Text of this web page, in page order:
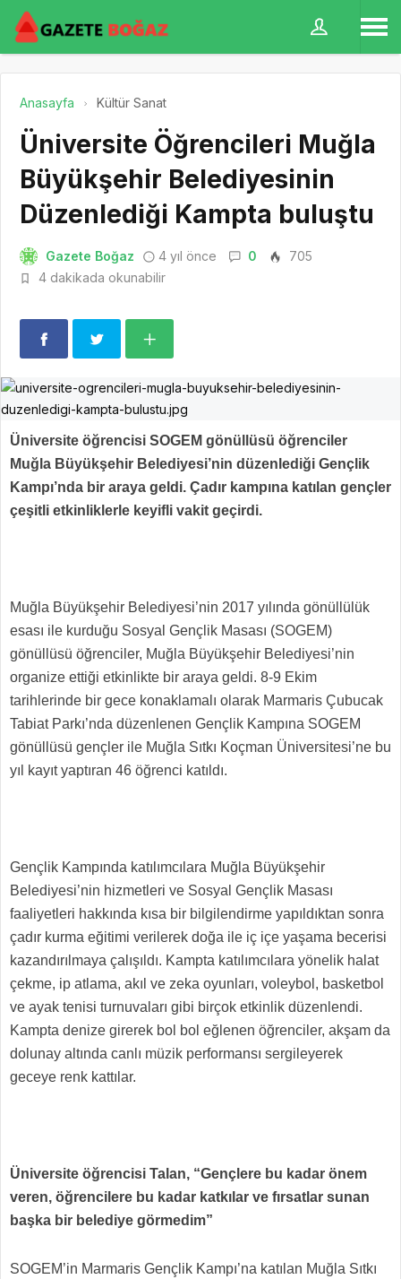
Anasayfa Kültür Sanat
Üniversite Öğrencileri Muğla
Büyükşehir Belediyesinin
Düzenlediği Kampta buluştu
Gazete Boğaz 4 yıl önce 0
705
4 dakikada okunabilir
Üniversite öğrencisi SOGEM gönüllüsü öğrenciler
Muğla Büyükşehir Belediyesi’nin düzenlediği Gençlik
Kampı’nda bir araya geldi. Çadır kampına katılan gençler
çeşitli etkinliklerle keyifli vakit geçirdi.
Muğla Büyükşehir Belediyesi’nin 2017 yılında gönüllülük
esası ile kurduğu Sosyal Gençlik Masası (SOGEM)
gönüllüsü öğrenciler, Muğla Büyükşehir Belediyesi’nin
organize ettiği etkinlikte bir araya geldi. 8-9 Ekim
tarihlerinde bir gece konaklamalı olarak Marmaris Çubucak
Tabiat Parkı’nda düzenlenen Gençlik Kampına SOGEM
gönüllüsü gençler ile Muğla Sıtkı Koçman Üniversitesi’ne bu
yıl kayıt yaptıran 46 öğrenci katıldı.
Gençlik Kampında katılımcılara Muğla Büyükşehir
Belediyesi’nin hizmetleri ve Sosyal Gençlik Masası
faaliyetleri hakkında kısa bir bilgilendirme yapıldıktan sonra
çadır kurma eğitimi verilerek doğa ile iç içe yaşama becerisi
kazandırılmaya çalışıldı. Kampta katılımcılara yönelik halat
çekme, ip atlama, akıl ve zeka oyunları, voleybol, basketbol
ve ayak tenisi turnuvaları gibi birçok etkinlik düzenlendi.
Kampta denize girerek bol bol eğlenen öğrenciler, akşam da
dolunay altında canlı müzik performansı sergileyerek
geceye renk kattılar.
Üniversite öğrencisi Talan, “Gençlere bu kadar önem
veren, öğrencilere bu kadar katkılar ve fırsatlar sunan
başka bir belediye görmedim”
SOGEM’in Marmaris Gençlik Kampı’na katılan Muğla Sıtkı